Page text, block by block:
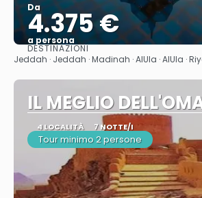
Da
4.375 €
a persona
Vedere
DESTINAZIONI
Jeddah · Jeddah · Madinah · AlUla · AlUla ·
IL MEGLIO
4 LOCALITÀ 7 NOTTE/I
Tour minimo 2 persone